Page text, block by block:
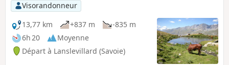
Visorandonneur
13,77 km
+837 m
-835 m
6h 20
Moyenne
Départ à Lanslevillard (Savoie)